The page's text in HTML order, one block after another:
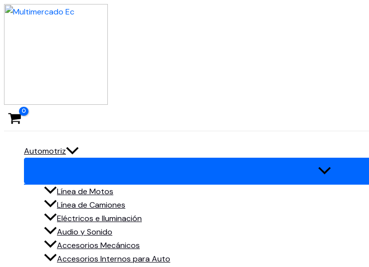
Ir
Automotriz
Línea de Motos
Línea de Camiones
Eléctricos e Iluminación
Audio y Sonido
Accesorios Mecánicos
Accesorios Internos para Auto